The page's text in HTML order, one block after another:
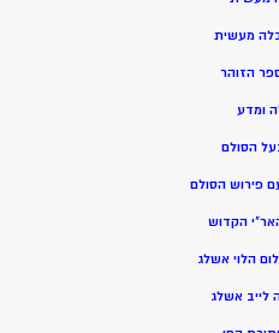
מעשית
הזוהר
ומדע
הסולם
פירוש הסולם
הקדוש
הלוי אשלג
לייב אשלג